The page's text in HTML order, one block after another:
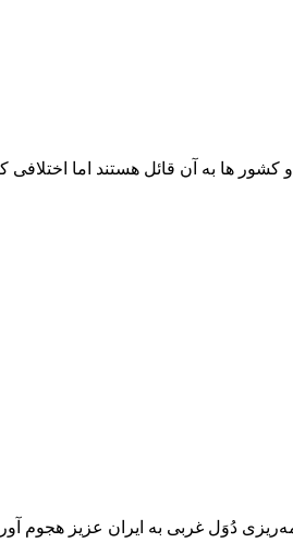
ها به آن قائل هستند اما
دُوَل غربی به ایران عزیز هجوم